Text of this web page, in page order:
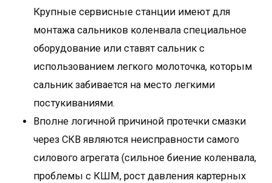
Крупные сервисные станции имеют для
монтажа сальников коленвала специальное
оборудование или ставят сальник с
использованием легкого молоточка, которым
сальник забивается на место легкими
постукиваниями.
Вполне логичной причиной протечки смазки
через СКВ являются неисправности самого
силового агрегата (сильное биение коленвала,
проблемы с КШМ, рост давления картерных